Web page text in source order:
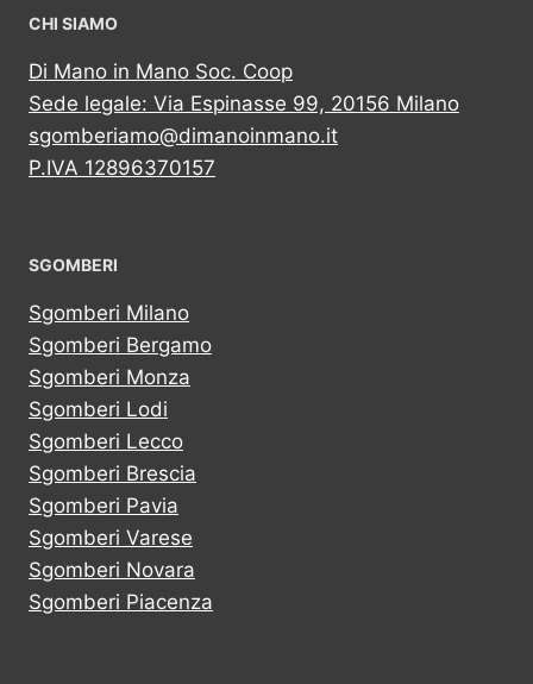
CHI SIAMO
Di Mano in Mano Soc. Coop
Sede legale: Via Espinasse 99, 20156 Milano
sgomberiamo@dimanoinmano.it
P.IVA 12896370157
SGOMBERI
Sgomberi Milano
Sgomberi Bergamo
Sgomberi Monza
Sgomberi Lodi
Sgomberi Lecco
Sgomberi Brescia
Sgomberi Pavia
Sgomberi Varese
Sgomberi Novara
Sgomberi Piacenza